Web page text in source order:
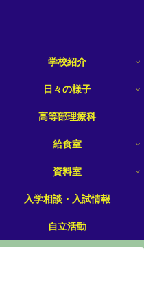
学校紹介
日々の様子
高等部理療科
給食室
資料室
入学相談・入試情報
自立活動